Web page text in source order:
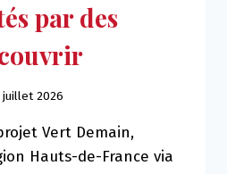
par des
juillet 2026
Vert Demain,
Hauts-de-France via